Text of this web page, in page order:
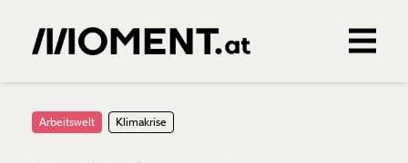
0Treffer
Arbeitswelt Klimakrise